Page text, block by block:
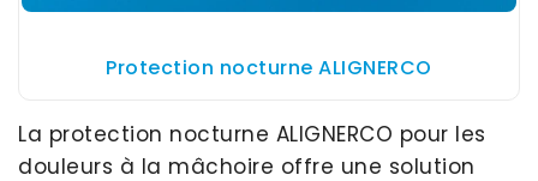
Protection nocturne ALIGNERCO
La protection nocturne ALIGNERCO pour les
douleurs à la mâchoire offre une solution